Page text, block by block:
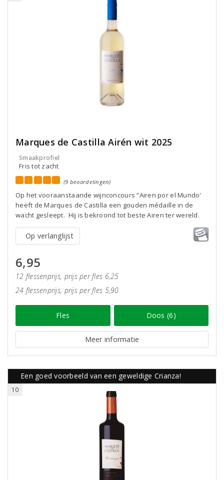
Marques de Castilla Airén wit 2025
Smaakprofiel
Fris tot zacht
(9 beoordelingen)
Op het vooraanstaande wijnconcours “Airen por el Mundo'
heeft de Marques de Castilla een gouden médaille in de
wacht gesleept. Hij is bekroond tot beste Airen ter wereld.
Op verlanglijst
6,95
12 flessenprijs, prijs per fles 6,25
24 flessenprijs, prijs per fles 5,90
Fles Doos (6)
Meer informatie
Een goed voorbeeld van een geweldige Crianza!
10